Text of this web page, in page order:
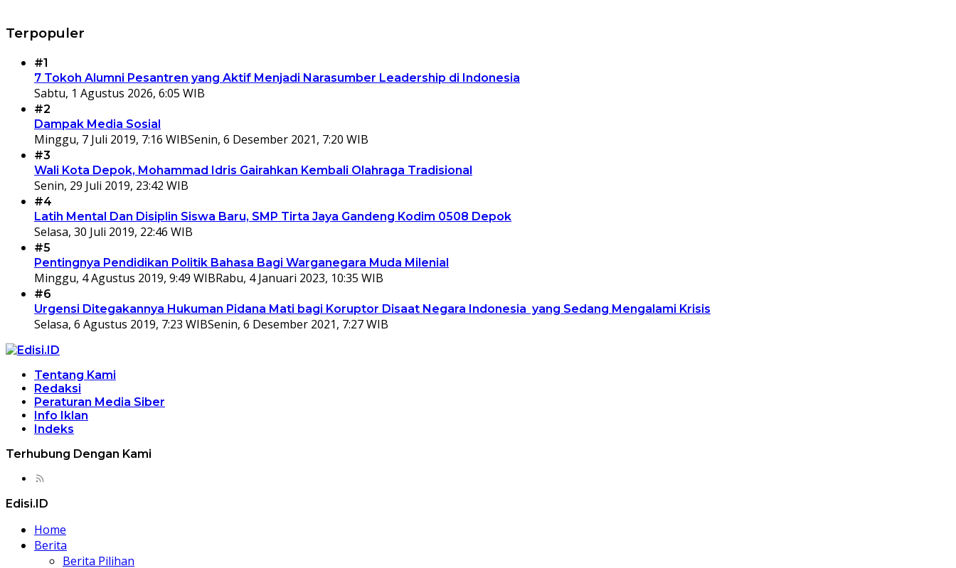
Terpopuler
#1
7 Tokoh Alumni Pesantren yang Aktif Menjadi Narasumber Leadership di Indonesia
Sabtu, 1 Agustus 2026, 6:05 WIB
#2
Dampak Media Sosial
Minggu, 7 Juli 2019, 7:16 WIBSenin, 6 Desember 2021, 7:20 WIB
#3
Wali Kota Depok, Mohammad Idris Gairahkan Kembali Olahraga Tradisional
Senin, 29 Juli 2019, 23:42 WIB
#4
Latih Mental Dan Disiplin Siswa Baru, SMP Tirta Jaya Gandeng Kodim 0508 Depok
Selasa, 30 Juli 2019, 22:46 WIB
#5
Pentingnya Pendidikan Politik Bahasa Bagi Warganegara Muda Milenial
Minggu, 4 Agustus 2019, 9:49 WIBRabu, 4 Januari 2023, 10:35 WIB
#6
Urgensi Ditegakannya Hukuman Pidana Mati bagi Koruptor Disaat Negara Indonesia yang Sedang Mengalami Krisis
Selasa, 6 Agustus 2019, 7:23 WIBSenin, 6 Desember 2021, 7:27 WIB
Tentang Kami
Redaksi
Peraturan Media Siber
Info Iklan
Indeks
Terhubung Dengan Kami
Edisi.ID
Home
Berita
Berita Pilihan